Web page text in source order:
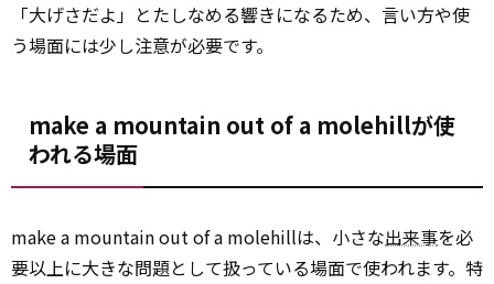
「大げさだよ」とたしなめる響きになるため、言い方や使
う場面には少し注意が必要です。
make a mountain out of a molehillが使
われる場面
make a mountain out of a molehillは、小さな出来事を必
要以上に大きな問題として扱っている場面で使われます。特